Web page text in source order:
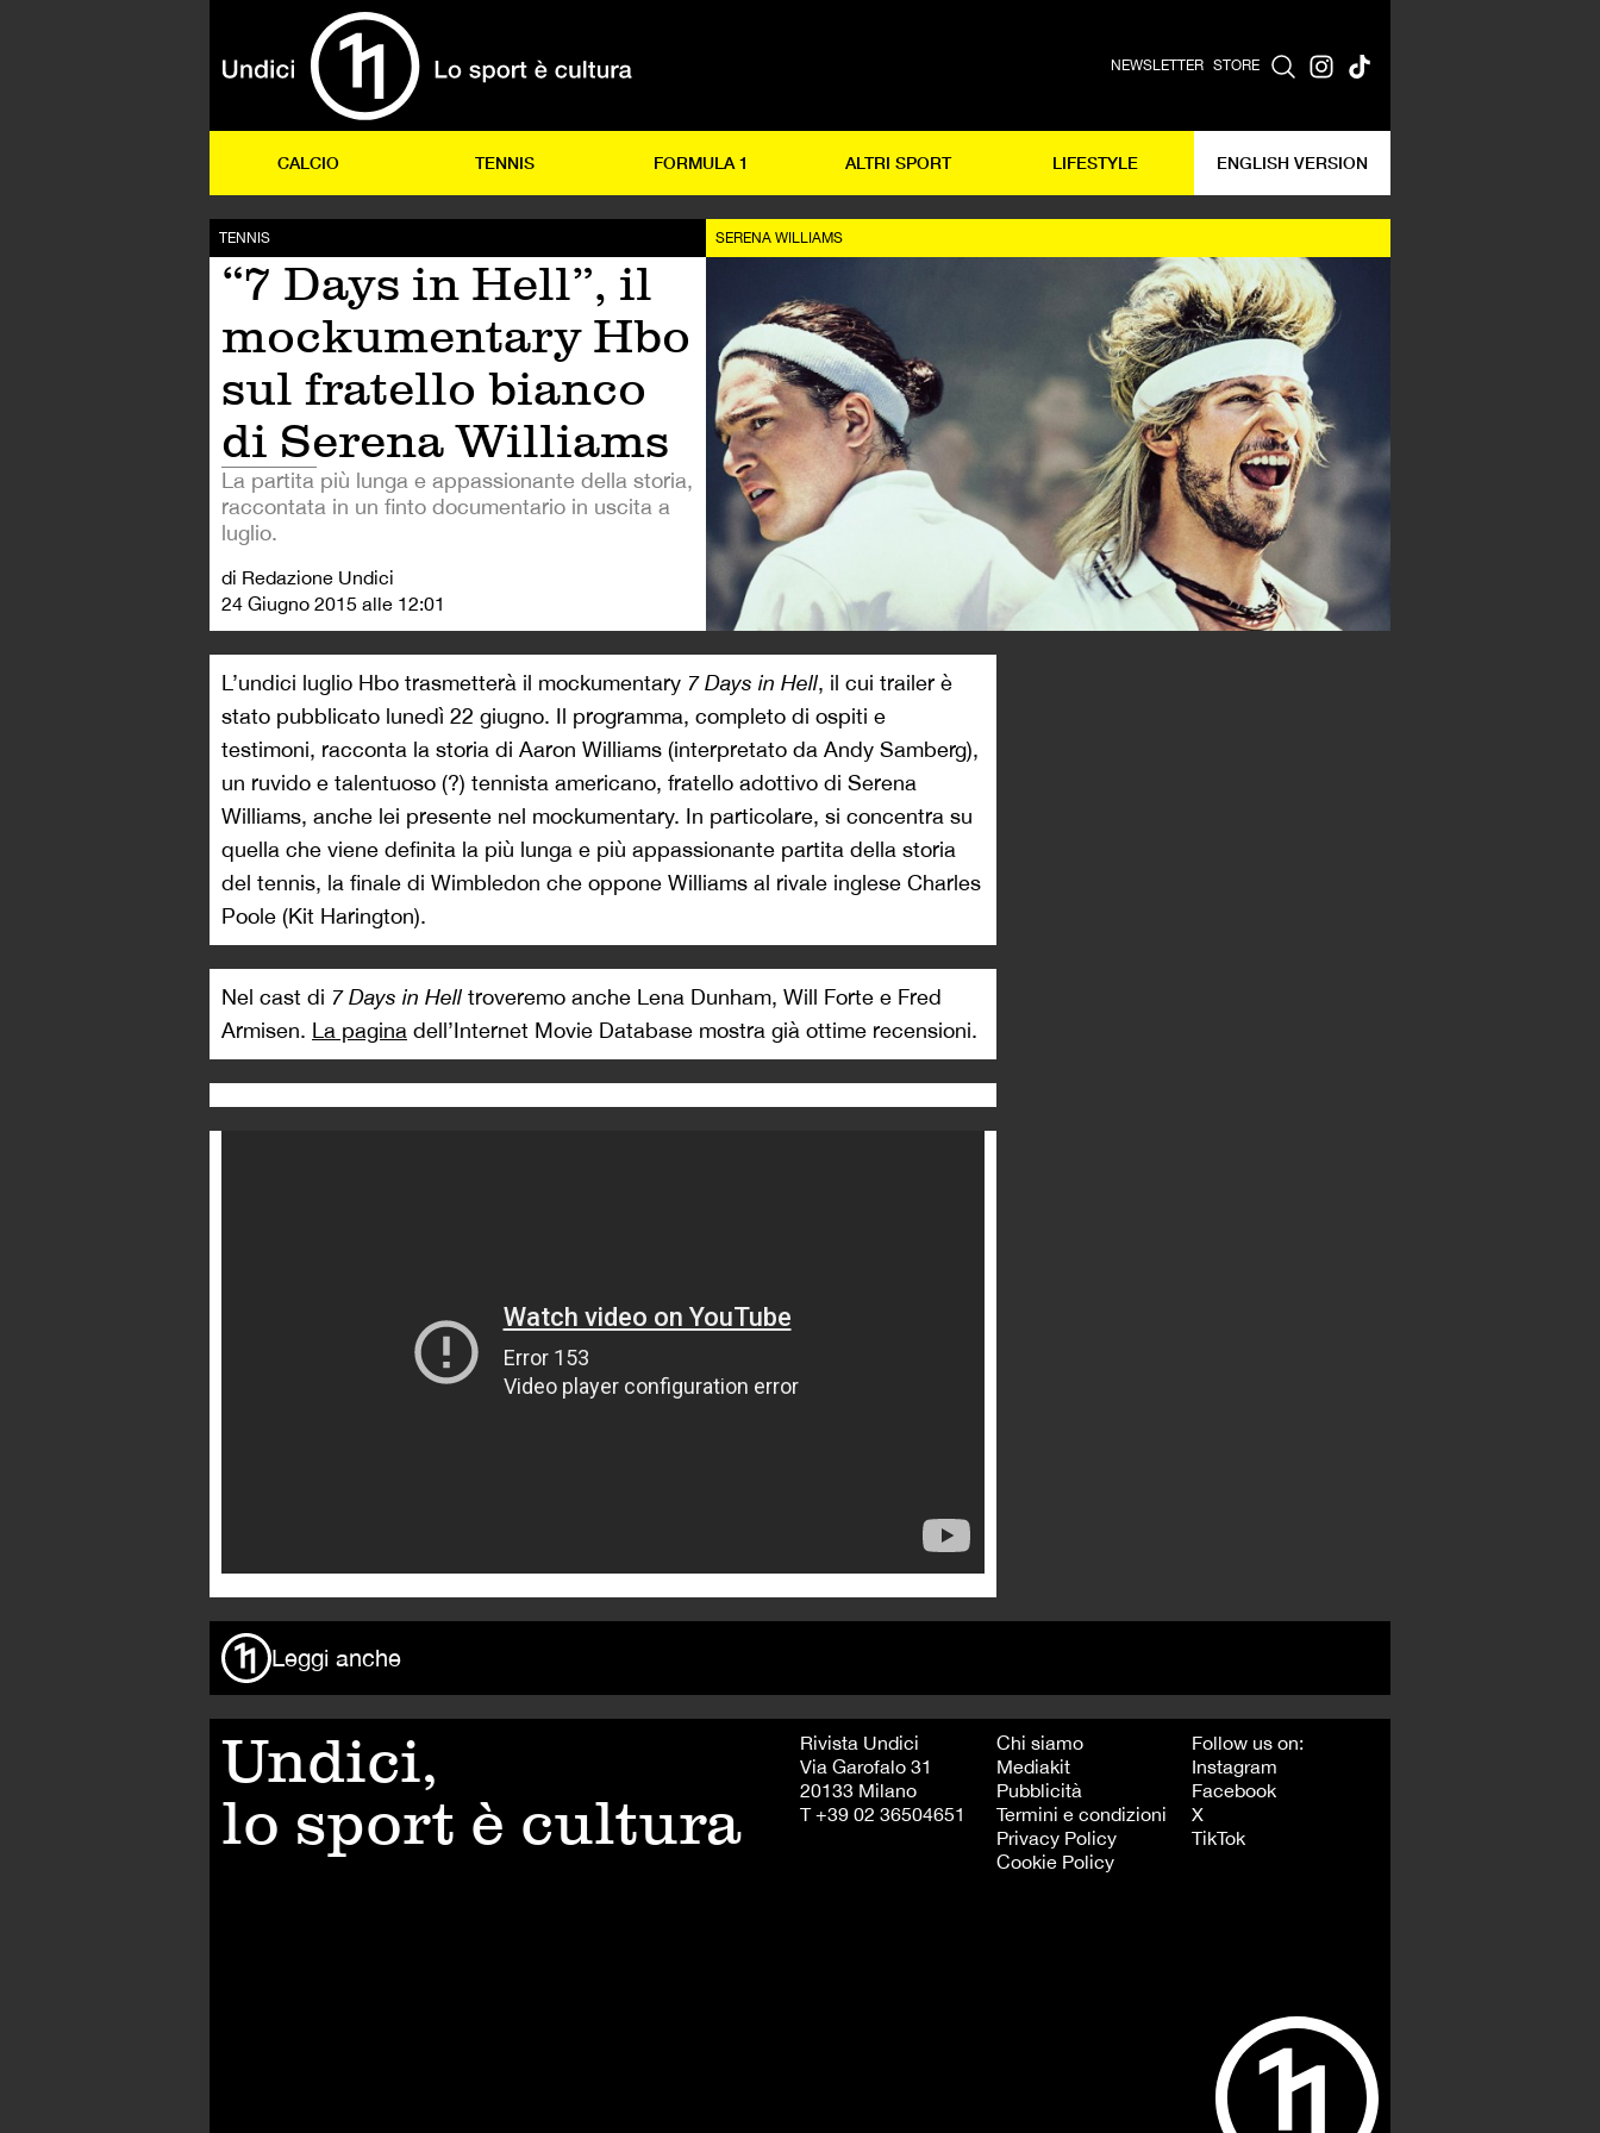
NEWSLETTER STORE
CALCIO TENNIS FORMULA 1 ALTRI SPORT LIFESTYLE ENGLISH VERSION
TENNIS
“7 Days in Hell”, il
mockumentary Hbo
sul fratello bianco
di Serena Williams
La partita più lunga e appassionante della storia,
raccontata in un finto documentario in uscita a
luglio.
di Redazione Undici
24 Giugno 2015 alle 12:01
SERENA WILLIAMS
L’undici luglio Hbo trasmetterà il mockumentary 7 Days in Hell, il cui trailer è
stato pubblicato lunedì 22 giugno. Il programma, completo di ospiti e
testimoni, racconta la storia di Aaron Williams (interpretato da Andy Samberg),
un ruvido e talentuoso (?) tennista americano, fratello adottivo di Serena
Williams, anche lei presente nel mockumentary. In particolare, si concentra su
quella che viene definita la più lunga e più appassionante partita della storia
del tennis, la finale di Wimbledon che oppone Williams al rivale inglese Charles
Poole (Kit Harington).
Nel cast di 7 Days in Hell troveremo anche Lena Dunham, Will Forte e Fred
Armisen. La pagina dell’Internet Movie Database mostra già ottime recensioni.
Leggi anche
Undici,
lo sport è cultura
Rivista Undici
Via Garofalo 31
20133 Milano
T +39 02 36504651
Chi siamo
Mediakit
Pubblicità
Termini e condizioni
Privacy Policy
Cookie Policy
Follow us on:
Instagram
Facebook
X
TikTok